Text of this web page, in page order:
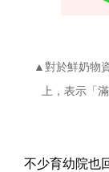
▲對於鮮奶物
上，表示「
不少育幼院也